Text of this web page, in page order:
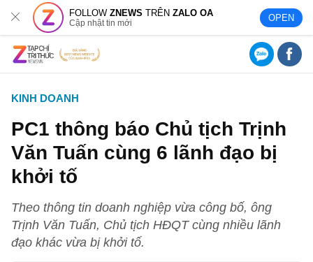
FOLLOWZNEWS TRÊNZALO OA
Cập nhật tin mới OPEN
KINH DOANH
PC1 thông báo Chủ tịch Trịnh
Văn Tuấn cùng 6 lãnh đạo bị
khởi tố
Theo thông tin doanh nghiệp vừa công bố, ông
Trịnh Văn Tuấn, Chủ tịch HĐQT cùng nhiều lãnh
đạo khác vừa bị khởi tố.